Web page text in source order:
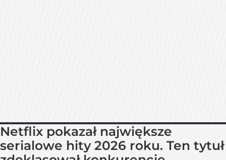
Netflix pokazał największe
serialowe hity 2026 roku. Ten tytuł